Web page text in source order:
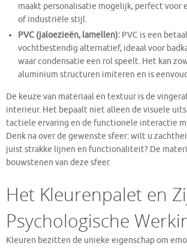
maakt personalisatie mogelijk, perfect voor
of industriële stijl.
PVC (jaloezieën, lamellen): PVC is een
vochtbestendig alternatief, ideaal voor
waar condensatie een rol speelt. Het kan
aluminium structuren imiteren en is
De keuze van materiaal en textuur is de
interieur. Het bepaalt niet alleen de visuele
tactiele ervaring en de functionele interactie
Denk na over de gewenste sfeer: wilt u
juist strakke lijnen en functionaliteit? De
bouwstenen van deze sfeer.
Het Kleurenpalet en
Psychologische
Kleuren bezitten de unieke eigenschap om